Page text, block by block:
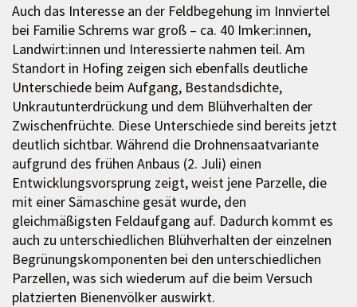
Auch das Interesse an der Feldbegehung im Innviertel
bei Familie Schrems war groß – ca. 40 Imker:innen,
Landwirt:innen und Interessierte nahmen teil. Am
Standort in Hofing zeigen sich ebenfalls deutliche
Unterschiede beim Aufgang, Bestandsdichte,
Unkrautunterdrückung und dem Blühverhalten der
Zwischenfrüchte. Diese Unterschiede sind bereits jetzt
deutlich sichtbar. Während die Drohnensaatvariante
aufgrund des frühen Anbaus (2. Juli) einen
Entwicklungsvorsprung zeigt, weist jene Parzelle, die
mit einer Sämaschine gesät wurde, den
gleichmäßigsten Feldaufgang auf. Dadurch kommt es
auch zu unterschiedlichen Blühverhalten der einzelnen
Begrünungskomponenten bei den unterschiedlichen
Parzellen, was sich wiederum auf die beim Versuch
platzierten Bienenvölker auswirkt.